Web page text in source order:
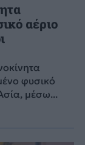
αέριο
φυσικό
μέσω...